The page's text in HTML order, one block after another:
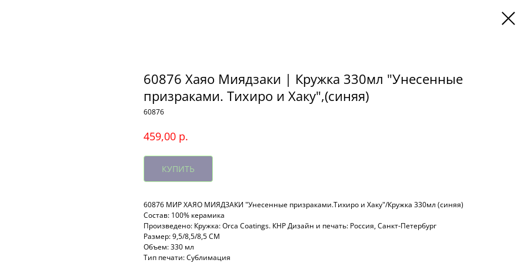
60876 Хаяо Миядзаки | Кружка 330мл "Унесенные
призраками. Тихиро и Хаку",(синяя)
60876
459,00 р.
КУПИТЬ
60876 МИР ХАЯО МИЯДЗАКИ "Унесенные призраками.Тихиро и Хаку"/Кружка 330мл (синяя)
Состав: 100% керамика
Произведено: Кружка: Orca Coatings. КНР Дизайн и печать: Россия, Санкт-Петербург
Размер: 9,5/8,5/8,5 СМ
Объем: 330 мл
Тип печати: Сублимация